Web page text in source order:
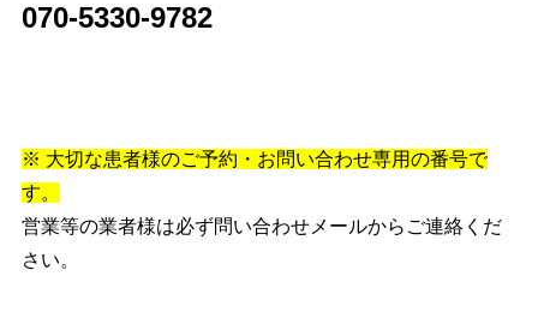
070-5330-9782
※ 大切な患者様のご予約・お問い合わせ専用の番号で
す。
営業等の業者様は必ず問い合わせメールからご連絡くだ
さい。